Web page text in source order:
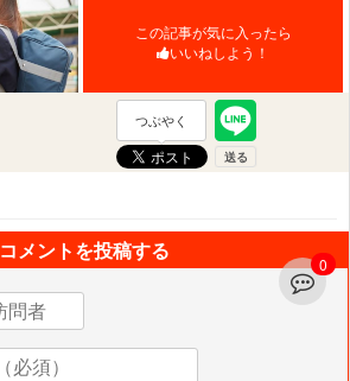
この記事が気に入ったら
いいねしよう！
つぶやく
0
コメントを投稿する